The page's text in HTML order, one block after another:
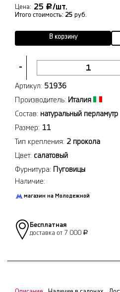
-
Цена: 25 Р/шт.
Итого стоимость: 25 руб.
В корзину
Артикул: 51936
Производитель: Италия
Состав: натуральный перламутр
Размер: 11
Тип крепления: 2 прокола
Цвет: салатовый
Фурнитура: Пуговицы
Наличие:
магазин на Молодежной
Бесплатная
доставка от 7 000 Р